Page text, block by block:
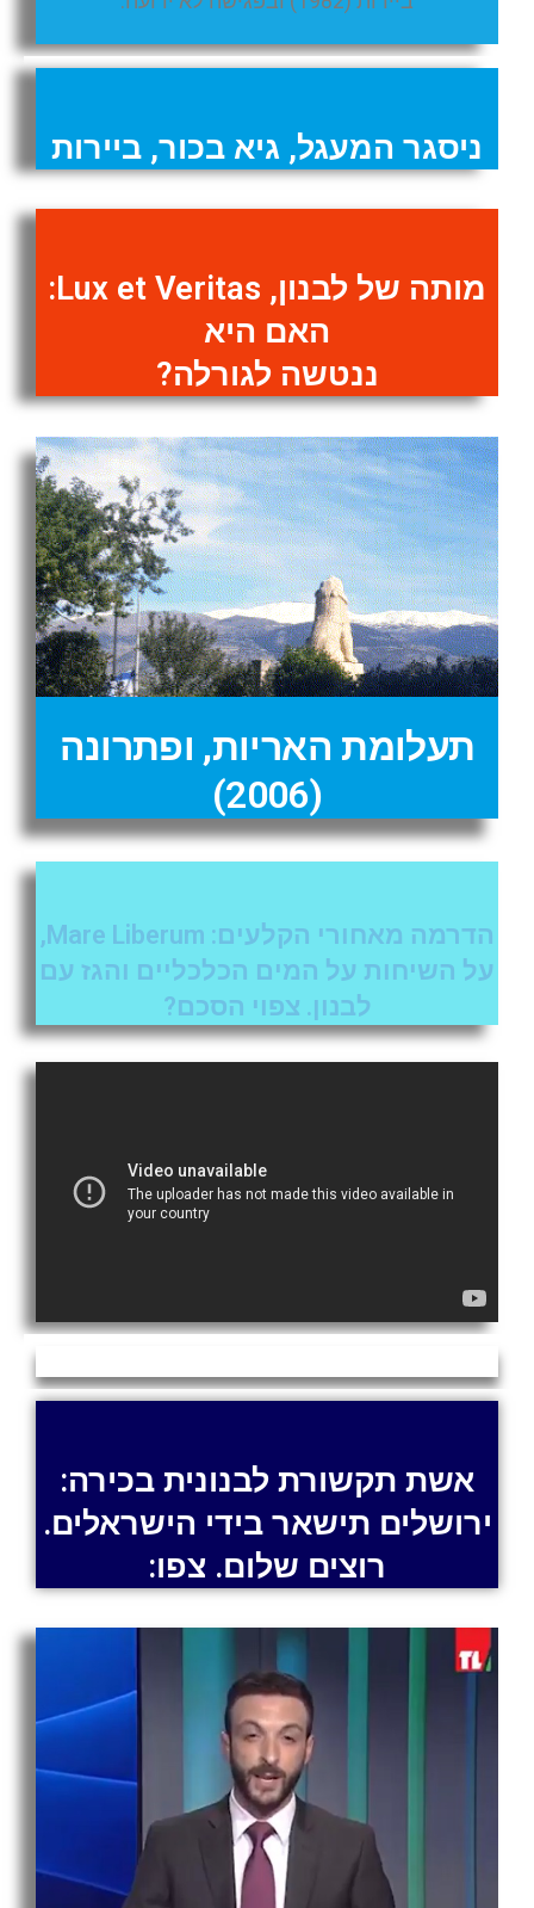
ניסגר המעגל, גיא בכור, ביירות
מותה של לבנון, Lux et Veritas:
האם היא
ננטשה לגורלה?
תעלומת האריות, ופתרונה
(2006)
הדרמה מאחורי הקלעים: Mare Liberum,
על השיחות על המים הכלכליים והגז עם
לבנון. צפוי הסכם?
אשת תקשורת לבנונית בכירה:
ירושלים תישאר בידי הישראלים.
רוצים שלום. צפו: